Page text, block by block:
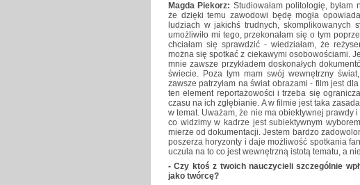
Magda Piekorz: Studiowałam politologię,
że dzięki temu zawodowi będę mogła
ludziach w jakichś trudnych, skomplikowanych
umożliwiło mi tego, przekonałam się o tym
chciałam się sprawdzić - wiedziałam, że
można się spotkać z ciekawymi osobowościami.
mnie zawsze przykładem doskonałych
świecie. Poza tym mam swój wewnętrzny
zawsze patrzyłam na świat obrazami - film jest
ten element reportażowości i trzeba się
czasu na ich zgłębianie. A w filmie jest taka
w temat. Uważam, że nie ma obiektywnej prawdy
co widzimy w kadrze jest subiektywnym
mierze od dokumentacji. Jestem bardzo
poszerza horyzonty i daje możliwość spotkania
uczula na to co jest wewnętrzną istotą tematu, a
- Czy ktoś z twoich nauczycieli szczególnie
jako twórcę?